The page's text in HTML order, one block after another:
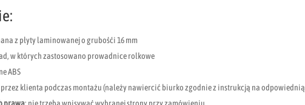
z płyty laminowanej o grubośći 16 mm
w których zastosowano prowadnice rolkowe
ABS
klienta podczas montażu (należy nawiercić biurko zgodnie z instrukcją na odpowiednią
prawa; nie trzeba wpisywać wybranej strony przy zamówieniu